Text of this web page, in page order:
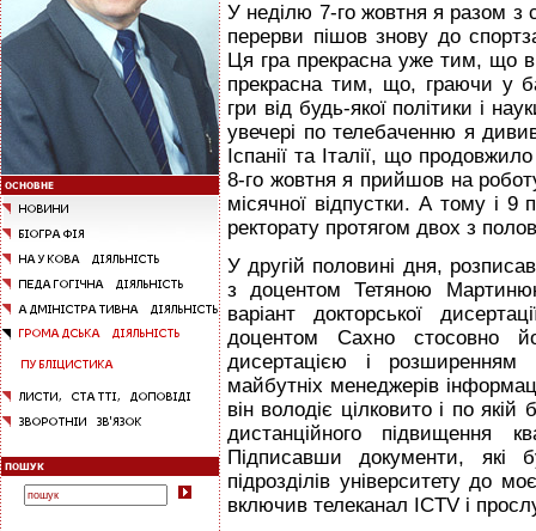
У неділю 7-го жовтня я разом з
перерви пішов знову до
Ця гра прекрасна уже тим, що
прекрасна тим, що, граючи у
гри від будь-якої політики і
увечері по телебаченню я
Іспанії та Італії, що
8-го жовтня я прийшов на
місячної відпустки. А тому і 9
ректорату протягом двох з
У другій половині дня,
з доцентом Тетяною
варіант докторської
доцентом Сахно стосовно
дисертацією і
майбутніх менеджерів
він володіє цілковито і по
дистанційного підвищення
Підписавши документи, які
підрозділів університету до
включив телеканал ICTV і